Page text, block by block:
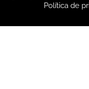
Política de